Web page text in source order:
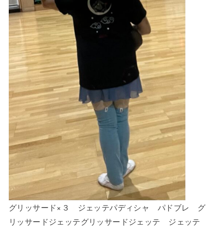
グリッサード×３ ジェッテパディシャ パドブレ グ
リッサードジェッテグリッサードジェッテ ジェッテ